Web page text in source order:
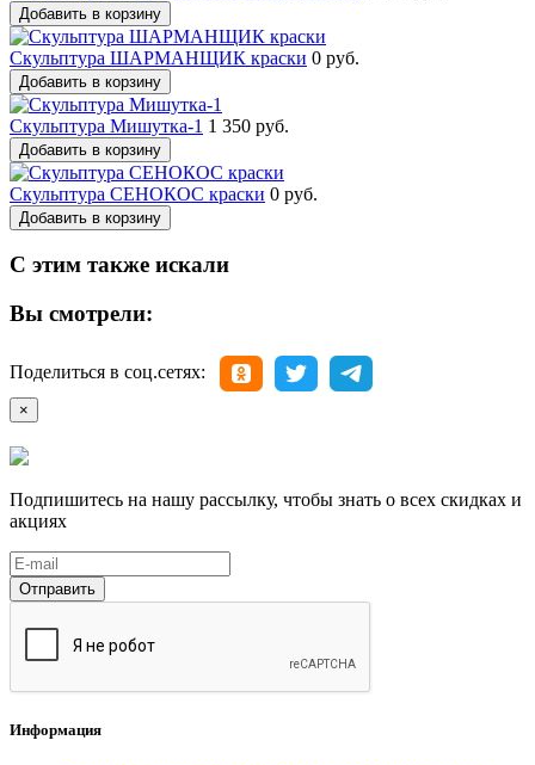
Добавить в корзину
Скульптура ШАРМАНЩИК краски 0 руб.
Добавить в корзину
Скульптура Мишутка-1 1 350 руб.
Добавить в корзину
Скульптура СЕНОКОС краски 0 руб.
Добавить в корзину
С этим также искали
Вы смотрели:
Поделиться в соц.сетях:
×
Подпишитесь на нашу рассылку, чтобы знать о всех скидках и
акциях
Отправить
Информация